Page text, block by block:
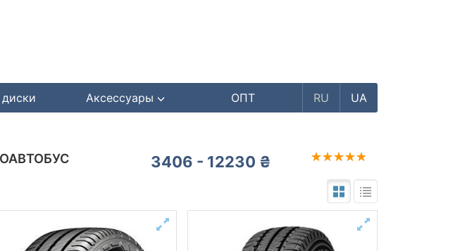
Аксессуары ОПТ RU UA
3406 - 12230 ₴